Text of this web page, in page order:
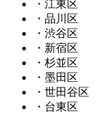
・江東区
・品川区
・渋谷区
・新宿区
・杉並区
・墨田区
・世田谷区
・台東区